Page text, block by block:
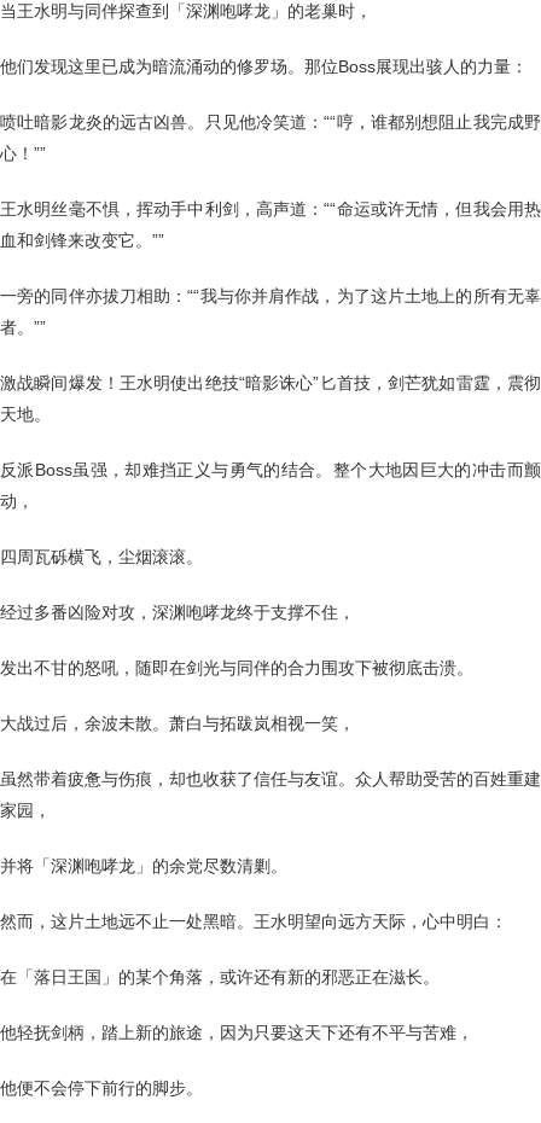
当王水明与同伴探查到「深渊咆哮龙」的老巢时，
他们发现这里已成为暗流涌动的修罗场。那位Boss展现出骇人的力量：
喷吐暗影龙炎的远古凶兽。只见他冷笑道：““哼，谁都别想阻止我完成野
心！””
王水明丝毫不惧，挥动手中利剑，高声道：““命运或许无情，但我会用热
血和剑锋来改变它。””
一旁的同伴亦拔刀相助：““我与你并肩作战，为了这片土地上的所有无辜
者。””
激战瞬间爆发！王水明使出绝技“暗影诛心”匕首技，剑芒犹如雷霆，震彻
天地。
反派Boss虽强，却难挡正义与勇气的结合。整个大地因巨大的冲击而颤
动，
四周瓦砾横飞，尘烟滚滚。
经过多番凶险对攻，深渊咆哮龙终于支撑不住，
发出不甘的怒吼，随即在剑光与同伴的合力围攻下被彻底击溃。
大战过后，余波未散。萧白与拓跋岚相视一笑，
虽然带着疲惫与伤痕，却也收获了信任与友谊。众人帮助受苦的百姓重建
家园，
并将「深渊咆哮龙」的余党尽数清剿。
然而，这片土地远不止一处黑暗。王水明望向远方天际，心中明白：
在「落日王国」的某个角落，或许还有新的邪恶正在滋长。
他轻抚剑柄，踏上新的旅途，因为只要这天下还有不平与苦难，
他便不会停下前行的脚步。